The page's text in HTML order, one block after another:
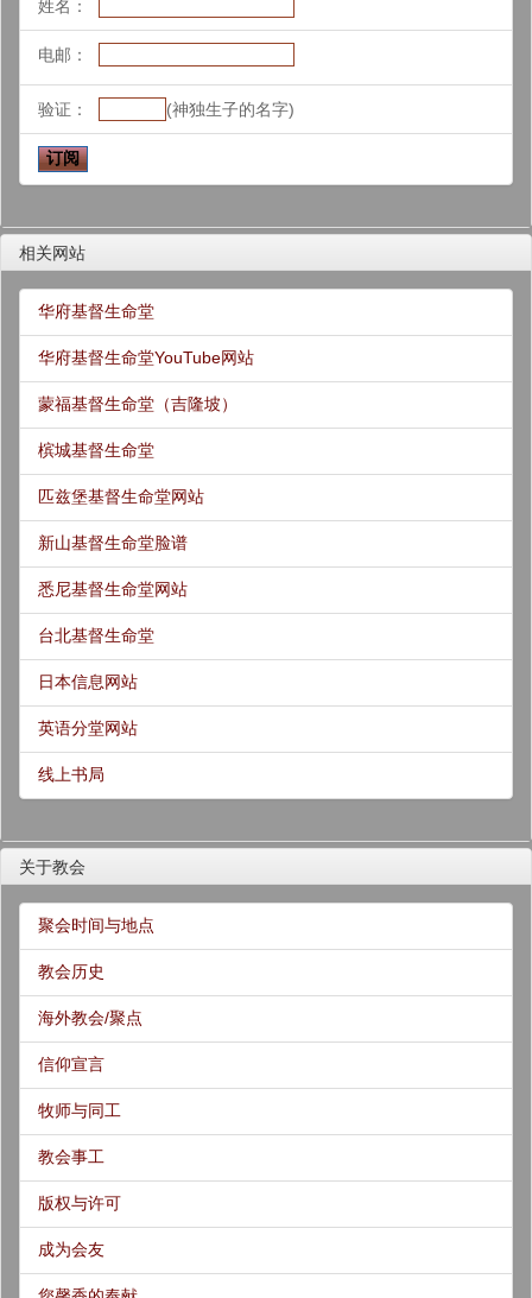
姓名：
电邮：
验证： (神独生子的名字)
相关网站
华府基督生命堂
华府基督生命堂YouTube网站
蒙福基督生命堂（吉隆坡）
槟城基督生命堂
匹兹堡基督生命堂网站
新山基督生命堂脸谱
悉尼基督生命堂网站
台北基督生命堂
日本信息网站
英语分堂网站
线上书局
关于教会
聚会时间与地点
教会历史
海外教会/聚点
信仰宣言
牧师与同工
教会事工
版权与许可
成为会友